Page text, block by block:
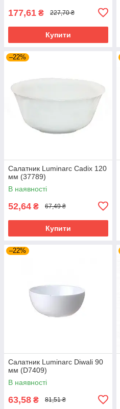
177,61 ₴ 227,70 ₴
Купити
–22%
Салатник Luminarc Cadix 120
мм (37789)
В наявності
52,64 ₴ 67,49 ₴
Купити
–22%
Салатник Luminarc Diwali 90
мм (D7409)
В наявності
63,58 ₴ 81,51 ₴